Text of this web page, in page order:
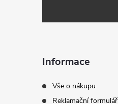
Informace
Vše o nákupu
Reklamační formulář